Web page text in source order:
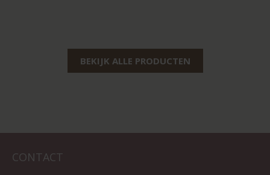
BEKIJK ALLE PRODUCTEN
CONTACT